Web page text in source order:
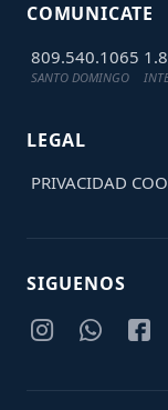
COMUNICATE
809.540.1065
SANTO DOMINGO
LEGAL
PRIVACIDAD
SIGUENOS